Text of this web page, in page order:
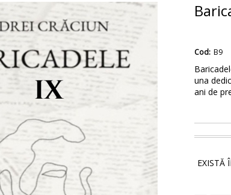
Cod: B9
una
ani de
EXISTĂ